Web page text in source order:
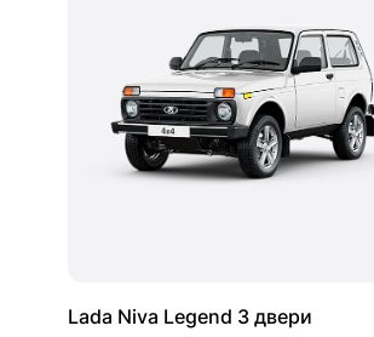
Lada Niva Legend 3 двери